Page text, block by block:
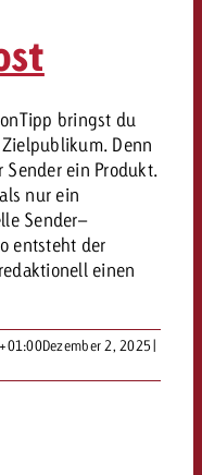
bringst du
Denn
ein Produkt.
nur ein
Sender–
entsteht der
einen
Dezember 2, 2025|